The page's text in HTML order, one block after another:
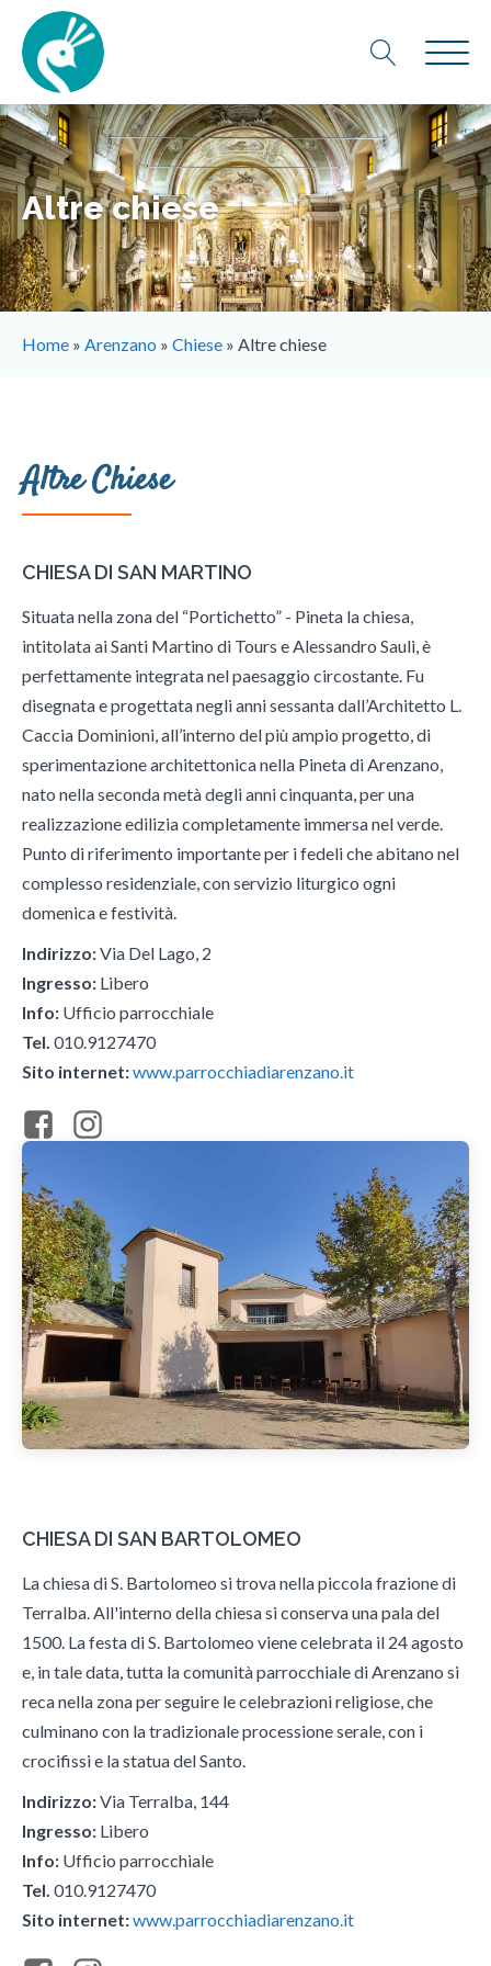
Altre chiese
Home » Arenzano » Chiese » Altre chiese
Altre Chiese
CHIESA DI SAN MARTINO
Situata nella zona del “Portichetto” - Pineta la chiesa,
intitolata ai Santi Martino di Tours e Alessandro Sauli, è
perfettamente integrata nel paesaggio circostante. Fu
disegnata e progettata negli anni sessanta dall’Architetto L.
Caccia Dominioni, all’interno del più ampio progetto, di
sperimentazione architettonica nella Pineta di Arenzano,
nato nella seconda metà degli anni cinquanta, per una
realizzazione edilizia completamente immersa nel verde.
Punto di riferimento importante per i fedeli che abitano nel
complesso residenziale, con servizio liturgico ogni
domenica e festività.
Indirizzo:Via Del Lago, 2
Ingresso: Libero
Info: Ufficio parrocchiale
Tel. 010.9127470
Sito internet:www.parrocchiadiarenzano.it
CHIESA DI SAN BARTOLOMEO
La chiesa di S. Bartolomeo si trova nella piccola frazione di
Terralba. All'interno della chiesa si conserva una pala del
1500. La festa di S. Bartolomeo viene celebrata il 24 agosto
e, in tale data, tutta la comunità parrocchiale di Arenzano si
reca nella zona per seguire le celebrazioni religiose, che
culminano con la tradizionale processione serale, con i
crocifissi e la statua del Santo.
Indirizzo:Via Terralba, 144
Ingresso: Libero
Info: Ufficio parrocchiale
Tel. 010.9127470
Sito internet:www.parrocchiadiarenzano.it